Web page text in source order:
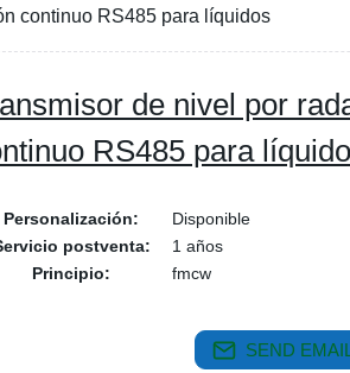
continuo RS485 para líquidos
de nivel por
RS485 para
Personalización:
Disponible
postventa:
1 años
Principio:
fmcw
SEND